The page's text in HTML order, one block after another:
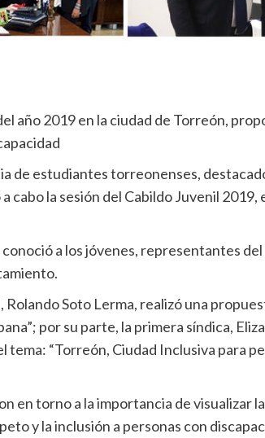
año 2019 en la ciudad de Torreón,
de estudiantes torreonenses,
cabo la sesión del Cabildo Juvenil 2019,
a los jóvenes, representantes
Soto Lerma, realizó una
por su parte, la primera síndica,
“Torreón, Ciudad Inclusiva para
en torno a la importancia de visualizar
y la inclusión a personas con